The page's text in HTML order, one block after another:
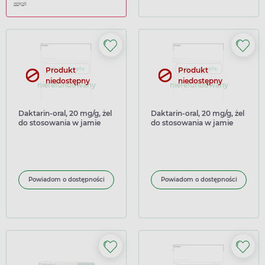
więcej
nierefundowany
Produkt
niedostępny
Daktarin-oral, 20 mg/g, żel
do stosowania w jamie
Powiadom o dostępności
nierefundowany
Produkt
niedostępny
Daktarin-oral, 20 mg/g, żel
do stosowania w jamie
Powiadom o dostępności